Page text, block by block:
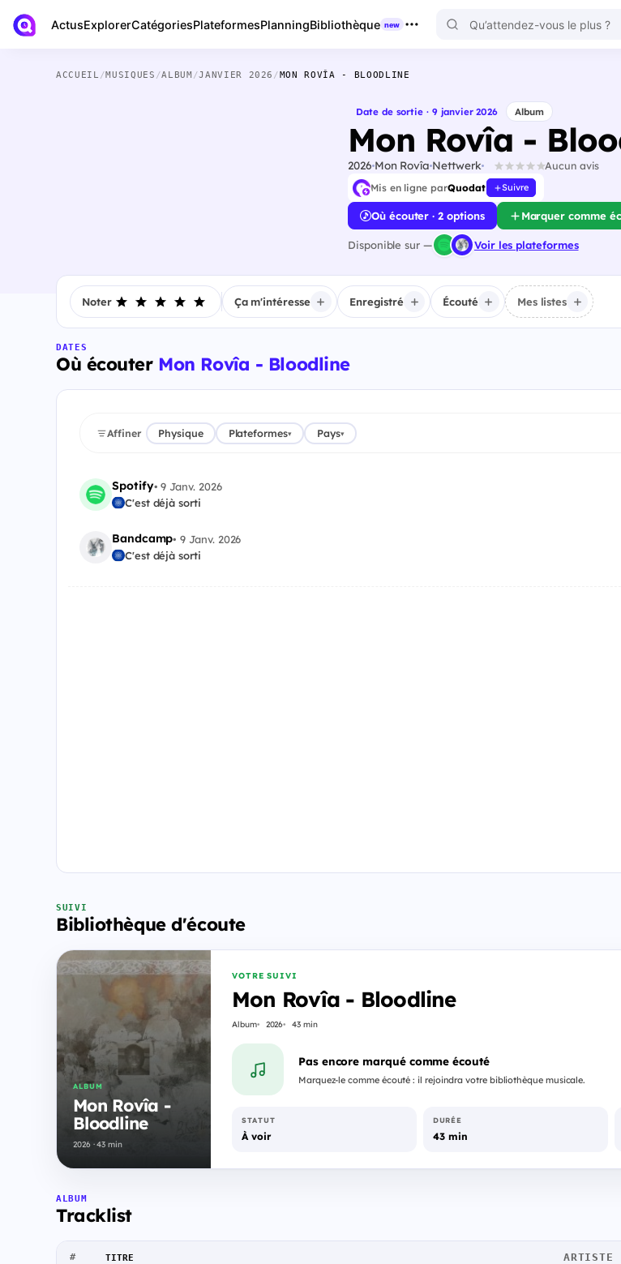
ActusExplorerCatégoriesPlateformesPlanningBibliothèque new
ACCUEIL /MUSIQUES /ALBUM/JANVIER 2026 /MON ROVÎA - BLOODLINE
Date de sortie · 9 janvier 2026 Album
Mon Rovîa -
2026 Mon Rovîa Nettwerk Aucun avis
Mis en ligne parQuodat Suivre
Où écouter · 2 options Marquer comme
Disponible sur — Voir les plateformes
Noter Ça m'intéresse Enregistré Écouté Mes listes
DATES
Où écouter Mon Rovîa - Bloodline
Affiner Physique Plateformes▾ Pays▾
Spotify•9 Janv. 2026
C'est déjà sorti
Bandcamp•9 Janv. 2026
C'est déjà sorti
SUIVI
Bibliothèque d'écoute
ALBUM
Mon Rovîa -
Bloodline
2026 · 43 min
VOTRE SUIVI
Mon Rovîa - Bloodline
Album 2026 43 min
Pas encore marqué comme écouté
Marquez-le comme écouté : il rejoindra votre bibliothèque musicale.
STATUT
À voir
DURÉE
43 min
ALBUM
Tracklist
# TITRE ARTISTE